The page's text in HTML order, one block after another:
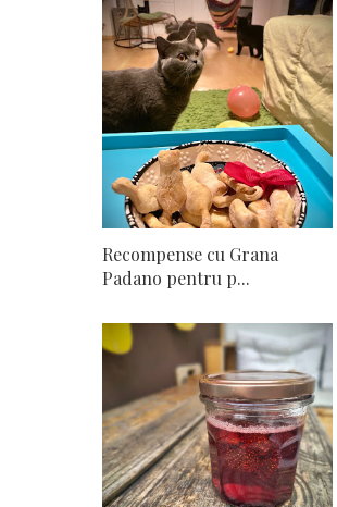
Recompense cu Grana
Padano pentru p...